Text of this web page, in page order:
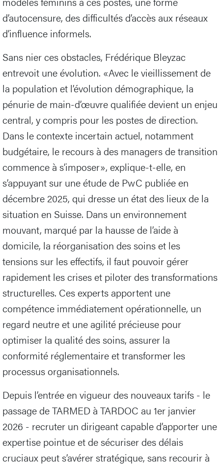
d’autocensure, des difficultés d’accès aux réseaux
d’influence informels.
Sans nier ces obstacles, Frédérique Bleyzac
entrevoit une évolution. «Avec le vieillissement de
la population et l’évolution démographique, la
pénurie de main-d’œuvre qualifiée devient un enjeu
central, y compris pour les postes de direction.
Dans le contexte incertain actuel, notamment
budgétaire, le recours à des managers de transition
commence à s’imposer», explique-t-elle, en
s’appuyant sur une étude de PwC publiée en
décembre 2025, qui dresse un état des lieux de la
situation en Suisse. Dans un environnement
mouvant, marqué par la hausse de l’aide à
domicile, la réorganisation des soins et les
tensions sur les effectifs, il faut pouvoir gérer
rapidement les crises et piloter des transformations
structurelles. Ces experts apportent une
compétence immédiatement opérationnelle, un
regard neutre et une agilité précieuse pour
optimiser la qualité des soins, assurer la
conformité réglementaire et transformer les
processus organisationnels.
Depuis l’entrée en vigueur des nouveaux tarifs - le
passage de TARMED à TARDOC au 1er janvier
2026 - recruter un dirigeant capable d’apporter une
expertise pointue et de sécuriser des délais
cruciaux peut s’avérer stratégique, sans recourir à